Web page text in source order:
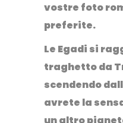
vostre foto
preferite.
Le Egadi si
traghetto da
scendendo
avrete la